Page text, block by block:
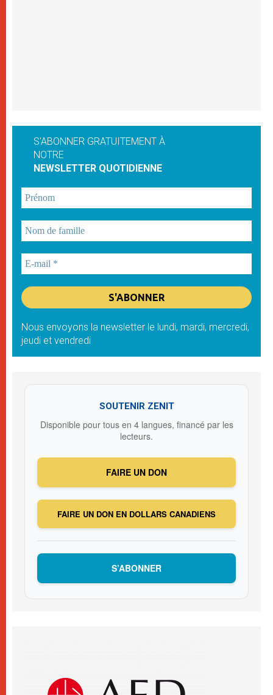
S'ABONNER GRATUITEMENT À
NOTRE
NEWSLETTER QUOTIDIENNE
Nous envoyons la newsletter le lundi, mardi, mercredi,
jeudi et vendredi
SOUTENIR ZENIT
Disponible pour tous en 4 langues, financé par les
lecteurs.
FAIRE UN DON
FAIRE UN DON EN DOLLARS CANADIENS
S’ABONNER